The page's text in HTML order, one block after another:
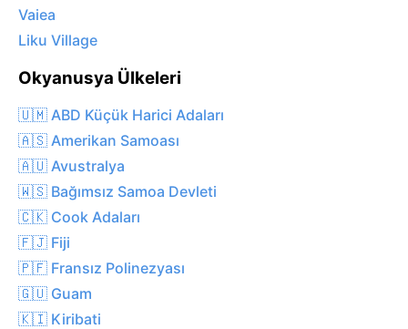
Vaiea
Liku Village
Okyanusya Ülkeleri
🇺🇲 ABD Küçük Harici Adaları
🇦🇸 Amerikan Samoası
🇦🇺 Avustralya
🇼🇸 Bağımsız Samoa Devleti
🇨🇰 Cook Adaları
🇫🇯 Fiji
🇵🇫 Fransız Polinezyası
🇬🇺 Guam
🇰🇮 Kiribati